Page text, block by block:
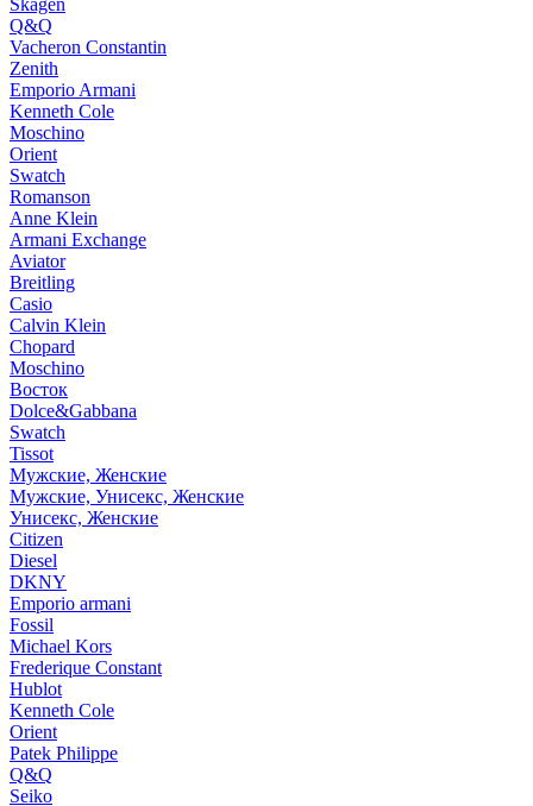
Skagen
Q&Q
Vacheron Constantin
Zenith
Emporio Armani
Kenneth Cole
Moschino
Orient
Swatch
Romanson
Anne Klein
Armani Exchange
Aviator
Breitling
Casio
Calvin Klein
Chopard
Moschino
Восток
Dolce&Gabbana
Swatch
Tissot
Мужские, Женские
Мужские, Унисекс, Женские
Унисекс, Женские
Citizen
Diesel
DKNY
Emporio armani
Fossil
Michael Kors
Frederique Constant
Hublot
Kenneth Cole
Orient
Patek Philippe
Q&Q
Seiko